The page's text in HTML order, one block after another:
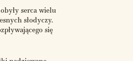
serca wielu
słodyczy.
się